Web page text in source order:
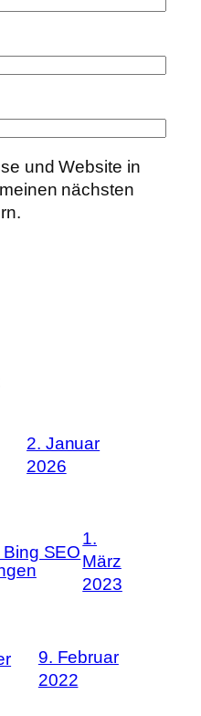
und Website in
nächsten
2. Januar
2026
SEO
1.
März
2023
9. Februar
2022